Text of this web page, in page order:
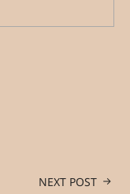
NEXT POST